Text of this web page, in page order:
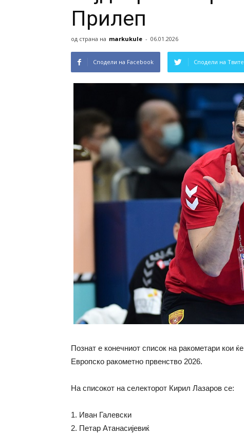
Прилеп
од страна на markukule - 06.01.2026
Сподели на Facebook Сподели на
Познат е конечниот список на ракометари кои
Европско ракометно првенство 2026.
На списокот на селекторот Кирил Лазаров се:
1. Иван Галевски
2. Петар Атанасијевиќ